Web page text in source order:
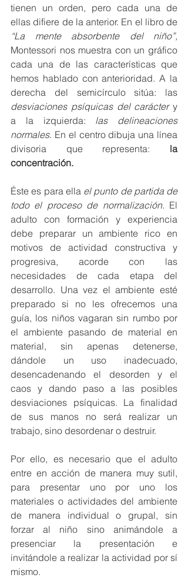
tienen un orden, pero cada una de
Montessori nos muestra con un gráfico
cada una de las características que
hemos hablado con anterioridad. A la
desviaciones psíquicas del carácter y
a la izquierda: las delineaciones
normales. En el centro dibuja una línea
divisoria que representa: la
concentración.
Éste es para ella el punto de partida de
todo el proceso de normalización. El
adulto con formación y experiencia
debe preparar un ambiente rico en
motivos de actividad constructiva y
progresiva, acorde con las
necesidades de cada etapa del
desarrollo. Una vez el ambiente esté
preparado si no les ofrecemos una
guía, los niños vagaran sin rumbo por
el ambiente pasando de material en
material, sin apenas detenerse,
dándole un uso inadecuado,
desencadenando el desorden y el
caos y dando paso a las posibles
desviaciones psíquicas. La finalidad
de sus manos no será realizar un
trabajo, sino desordenar o destruir.
Por ello, es necesario que el adulto
entre en acción de manera muy sutil,
para presentar uno por uno los
materiales o actividades del ambiente
de manera individual o grupal, sin
forzar al niño sino animándole a
presenciar la presentación e
invitándole a realizar la actividad por sí
mismo.